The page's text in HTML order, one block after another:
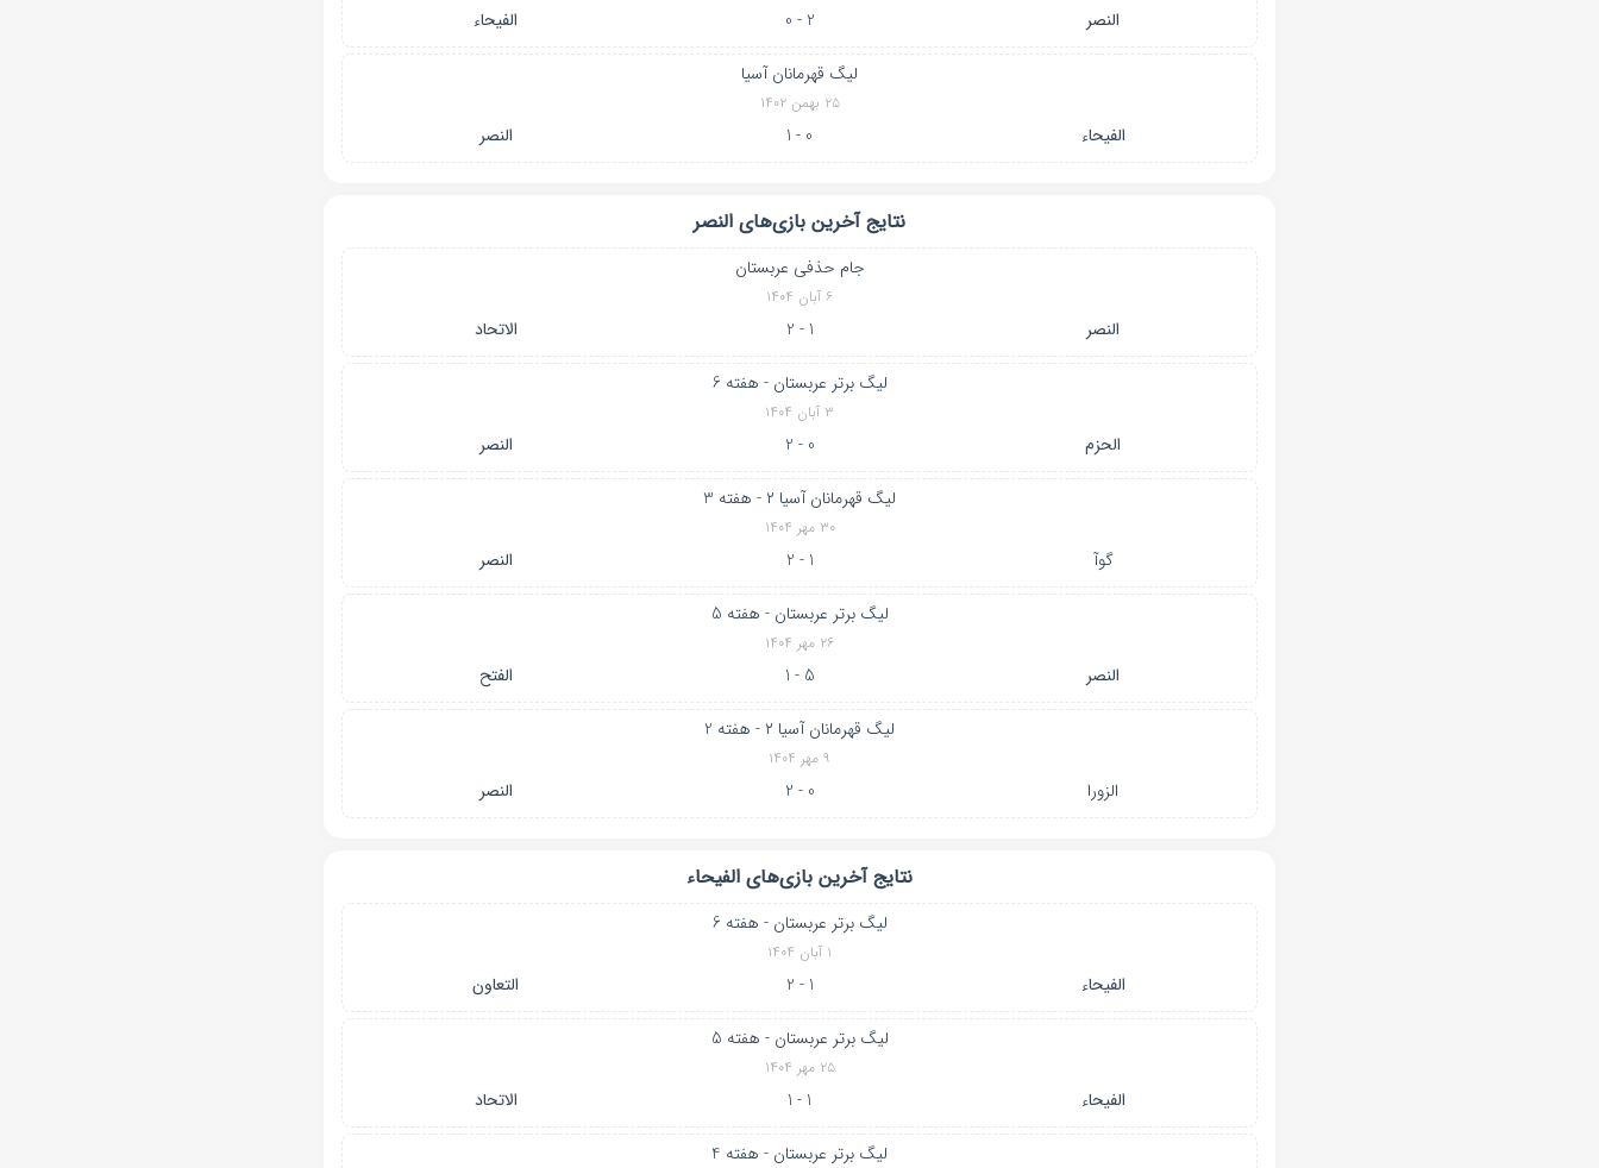
النصر 2 - 0 الفیحاء
لیگ قهرمانان آسیا
۲۵ بهمن ۱۴۰۲
الفیحاء 0 - 1 النصر
نتایج آخرین بازی‌های النصر
جام حذفی عربستان
۶ آبان ۱۴۰۴
النصر 1 - 2 الاتحاد
لیگ برتر عربستان - هفته 6
۳ آبان ۱۴۰۴
الحزم 0 - 2 النصر
لیگ قهرمانان آسیا ۲ - هفته 3
۳۰ مهر ۱۴۰۴
گوآ 1 - 2 النصر
لیگ برتر عربستان - هفته 5
۲۶ مهر ۱۴۰۴
النصر 5 - 1 الفتح
لیگ قهرمانان آسیا ۲ - هفته 2
۹ مهر ۱۴۰۴
الزورا 0 - 2 النصر
نتایج آخرین بازی‌های الفیحاء
لیگ برتر عربستان - هفته 6
۱ آبان ۱۴۰۴
الفیحاء 1 - 2 التعاون
لیگ برتر عربستان - هفته 5
۲۵ مهر ۱۴۰۴
الفیحاء 1 - 1 الاتحاد
لیگ برتر عربستان - هفته 4